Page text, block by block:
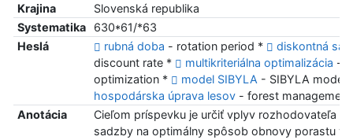
Krajina
Slovenská republika
Systematika
630*61/*63
Heslá
rubná doba - rotation period *
diskontná
discount rate *
multikriteriálna optimalizácia -
optimization *
model SIBYLA- SIBYLA model
hospodárska úprava lesov- forest management
Anotácia
Cieľom príspevku je určiť vplyv rozhodovateľa a
sadzby na optimálny spôsob obnovy porastu v